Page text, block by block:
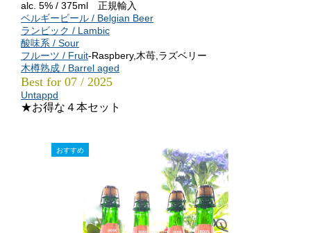
alc. 5% / 375ml 正規輸入
ベルギービール / Belgian Beer
ランビック / Lambic
酸味系 / Sour
フルーツ / Fruit-Raspbery,木苺,ラズベリー
木樽熟成 / Barrel aged
Best for 07 / 2025
Untappd
★お得な４本セット